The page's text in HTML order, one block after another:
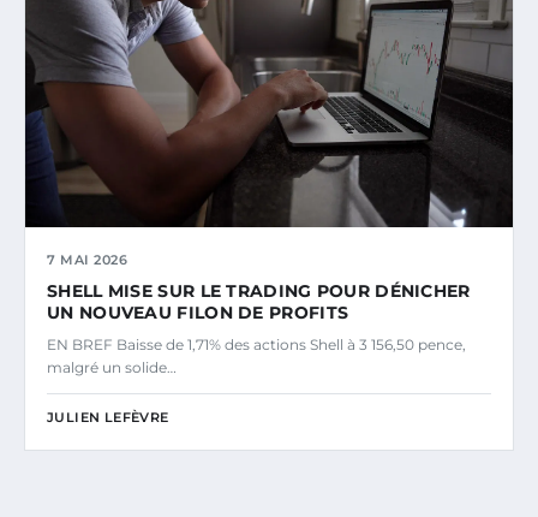
7 MAI 2026
SHELL MISE SUR LE TRADING POUR DÉNICHER
UN NOUVEAU FILON DE PROFITS
EN BREF Baisse de 1,71% des actions Shell à 3 156,50 pence,
malgré un solide…
JULIEN LEFÈVRE